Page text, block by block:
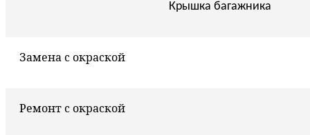
Крышка багажника
Замена с окраской
Ремонт с окраской